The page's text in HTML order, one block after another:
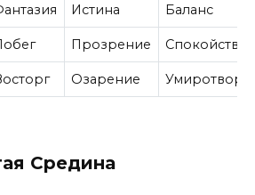
Истина Баланс
Прозрение
Озарение
Средина